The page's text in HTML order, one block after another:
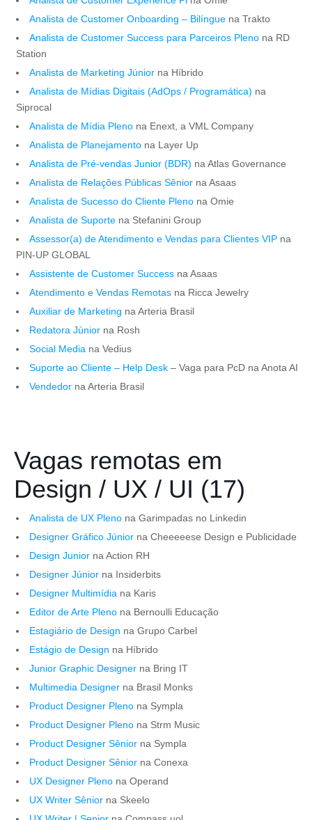
Analista de Customer Onboarding – Bilíngue na Trakto
Analista de Customer Success para Parceiros Pleno na RD
Station
Analista de Marketing Júnior na Híbrido
Analista de Mídias Digitais (AdOps / Programática) na
Siprocal
Analista de Mídia Pleno na Enext, a VML Company
Analista de Planejamento na Layer Up
Analista de Pré-vendas Junior (BDR) na Atlas Governance
Analista de Relações Públicas Sênior na Asaas
Analista de Sucesso do Cliente Pleno na Omie
Analista de Suporte na Stefanini Group
Assessor(a) de Atendimento e Vendas para Clientes VIP na
PIN-UP GLOBAL
Assistente de Customer Success na Asaas
Atendimento e Vendas Remotas na Ricca Jewelry
Auxiliar de Marketing na Arteria Brasil
Redatora Júnior na Rosh
Social Media na Vedius
Suporte ao Cliente – Help Desk – Vaga para PcD na Anota AI
Vendedor na Arteria Brasil
Vagas remotas em
Design / UX / UI (17)
Analista de UX Pleno na Garimpadas no Linkedin
Designer Gráfico Júnior na Cheeeeese Design e Publicidade
Design Junior na Action RH
Designer Júnior na Insiderbits
Designer Multimídia na Karis
Editor de Arte Pleno na Bernoulli Educação
Estagiário de Design na Grupo Carbel
Estágio de Design na Híbrido
Junior Graphic Designer na Bring IT
Multimedia Designer na Brasil Monks
Product Designer Pleno na Sympla
Product Designer Pleno na Strm Music
Product Designer Sênior na Sympla
Product Designer Sênior na Conexa
UX Designer Pleno na Operand
UX Writer Sênior na Skeelo